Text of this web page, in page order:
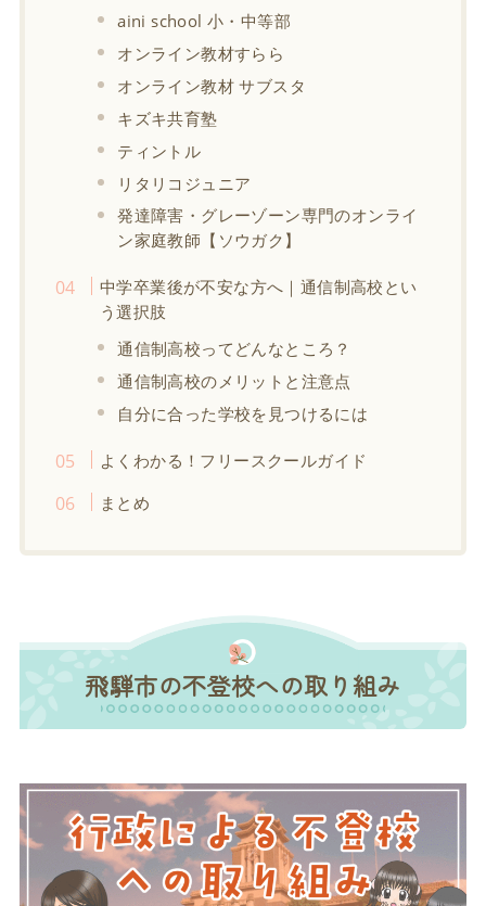
aini school 小・中等部
オンライン教材すらら
オンライン教材 サブスタ
キズキ共育塾
ティントル
リタリコジュニア
発達障害・グレーゾーン専門のオンライ
ン家庭教師【ソウガク】
中学卒業後が不安な方へ｜通信制高校とい
う選択肢
通信制高校ってどんなところ？
通信制高校のメリットと注意点
自分に合った学校を見つけるには
よくわかる！フリースクールガイド
まとめ
飛騨市の不登校への取り組み